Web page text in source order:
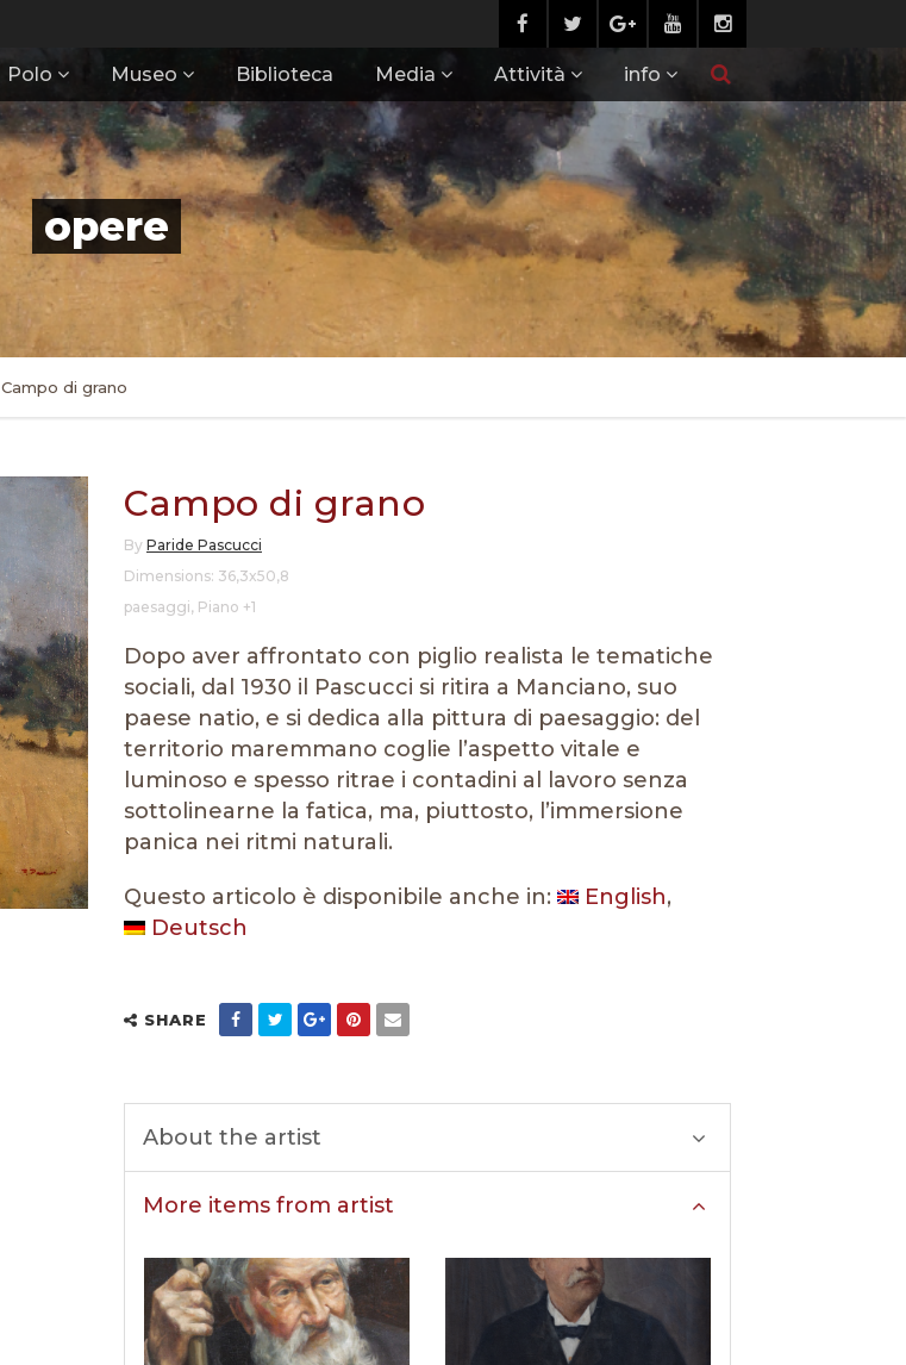
Polo Museo Biblioteca Media Attività info
opere
Campo di grano
Campo di grano
By Paride Pascucci
Dimensions: 36,3x50,8
paesaggi, Piano +1
Dopo aver affrontato con piglio realista le tematiche
sociali, dal 1930 il Pascucci si ritira a Manciano, suo
paese natio, e si dedica alla pittura di paesaggio: del
territorio maremmano coglie l’aspetto vitale e
luminoso e spesso ritrae i contadini al lavoro senza
sottolinearne la fatica, ma, piuttosto, l’immersione
panica nei ritmi naturali.
Questo articolo è disponibile anche in:
English
Deutsch
SHARE
About the artist
More items from artist